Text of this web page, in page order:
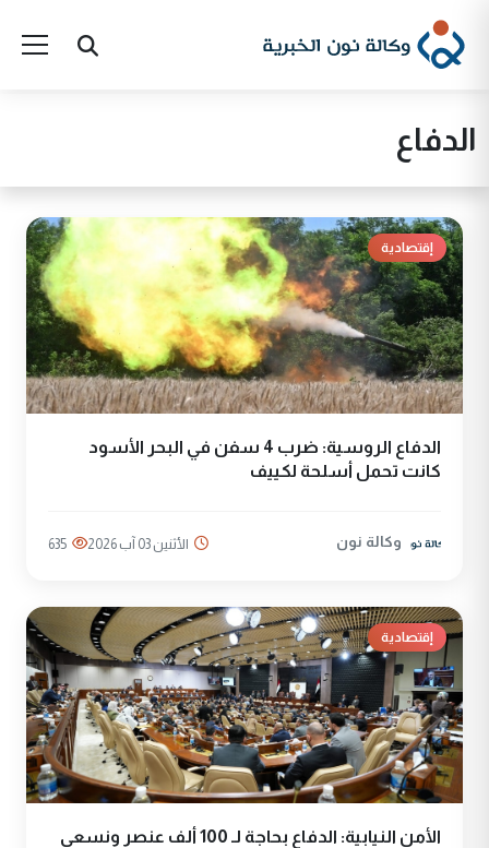
الدفاع
إقتصادية
الدفاع الروسية: ضرب 4 سفن في البحر الأسود
كانت تحمل أسلحة لكييف
وكالة نون الأثنين 03 آب 2026 635
إقتصادية
الأمن النيابية: الدفاع بحاجة لـ 100 ألف عنصر ونسعى